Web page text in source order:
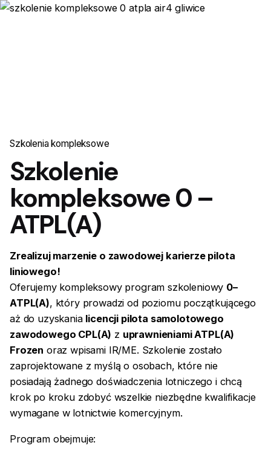
Szkolenia kompleksowe
Szkolenie
kompleksowe 0 –
ATPL(A)
Zrealizuj marzenie o zawodowej karierze pilota
liniowego!
Oferujemy kompleksowy program szkoleniowy 0–
ATPL(A), który prowadzi od poziomu początkującego
aż do uzyskania licencji pilota samolotowego
zawodowego CPL(A) z uprawnieniami ATPL(A)
Frozen oraz wpisami IR/ME. Szkolenie zostało
zaprojektowane z myślą o osobach, które nie
posiadają żadnego doświadczenia lotniczego i chcą
krok po kroku zdobyć wszelkie niezbędne kwalifikacje
wymagane w lotnictwie komercyjnym.
Program obejmuje: